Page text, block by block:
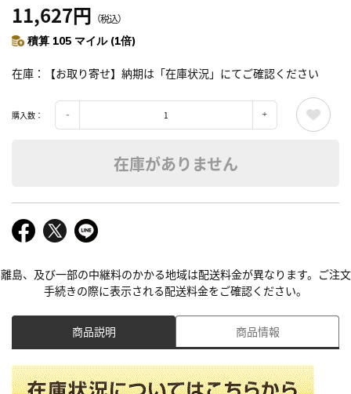
11,627円 （税込）
積算 105 マイル (1倍)
在庫 【お取り寄せ】納期は「在庫状況」にてご確認ください
購入数：
在庫がありません
離島、及び一部の中継料のかかる地域は配送料金が異なります。ご注文
手続きの際に表示される配送料金をご確認ください。
商品説明 商品情報